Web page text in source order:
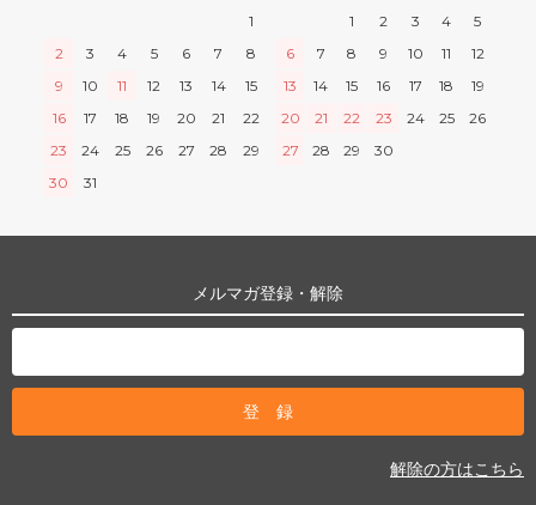
1
2
3 4 5 6 7
8
9
10 11 12 13 14
15
16
17 18 19 20 21
22
23
24 25 26 27 28
29
30
31
1
2 3 4
5
6
7 8 9 10 11
12
13
14 15 16 17 18
19
20
21 22 23 24 25
26
27
28 29 30
メルマガ登録・解除
解除の方はこちら